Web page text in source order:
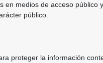
medios de acceso público
público.
proteger la información